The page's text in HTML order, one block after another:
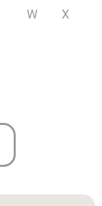
W
X